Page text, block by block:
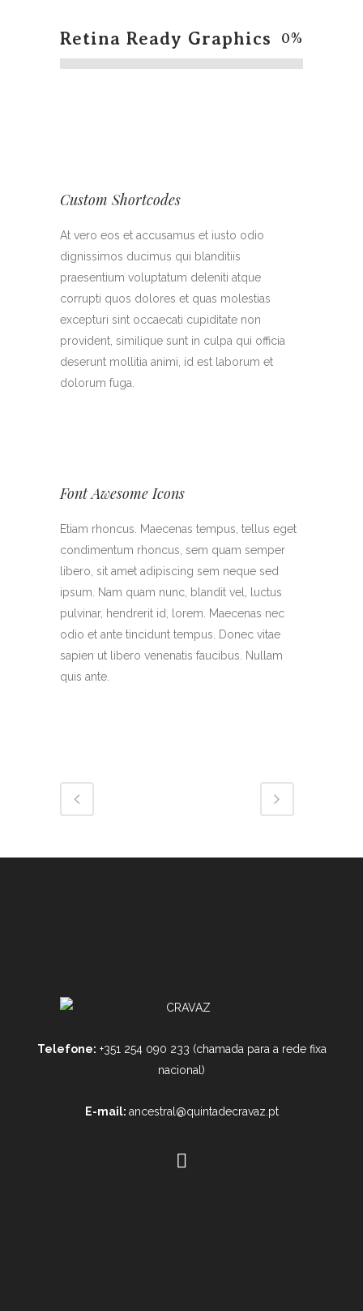
Retina Ready Graphics 0%
Custom Shortcodes
At vero eos et accusamus et iusto odio
dignissimos ducimus qui blanditiis
praesentium voluptatum deleniti atque
corrupti quos dolores et quas molestias
excepturi sint occaecati cupiditate non
provident, similique sunt in culpa qui officia
deserunt mollitia animi, id est laborum et
dolorum fuga.
Font Awesome Icons
Etiam rhoncus. Maecenas tempus, tellus eget
condimentum rhoncus, sem quam semper
libero, sit amet adipiscing sem neque sed
ipsum. Nam quam nunc, blandit vel, luctus
pulvinar, hendrerit id, lorem. Maecenas nec
odio et ante tincidunt tempus. Donec vitae
sapien ut libero venenatis faucibus. Nullam
quis ante.
Telefone: +351 254 090 233 (chamada para a rede fixa
nacional)
E-mail: ancestral@quintadecravaz.pt